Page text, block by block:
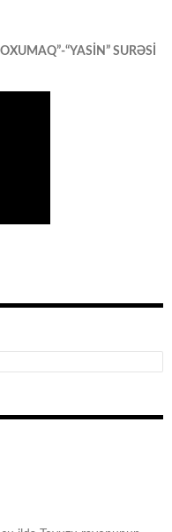
“YASİN” SURƏSİ